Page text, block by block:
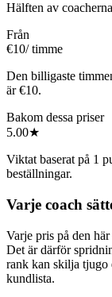
Hälften av
Från
€10/ timme
Den billigaste
är €10.
Bakom dessa priser
5.00★
Viktat baserat på 1
beställningar.
Varje coach
Varje pris på den
Det är därför
rank kan skilja
kundlista.